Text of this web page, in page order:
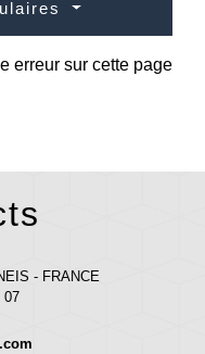
erreur sur cette page
- FRANCE
07